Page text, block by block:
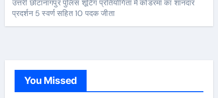
उत्तरी छोटानागपुर पुलिस शूटिंग प्रतियोगिता में कोडरमा का शानदार
प्रदर्शन 5 स्वर्ण सहित 10 पदक जीता
You Missed